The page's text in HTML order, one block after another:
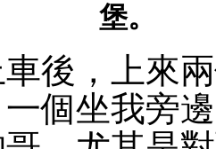
堡。
後，上來
個坐我旁